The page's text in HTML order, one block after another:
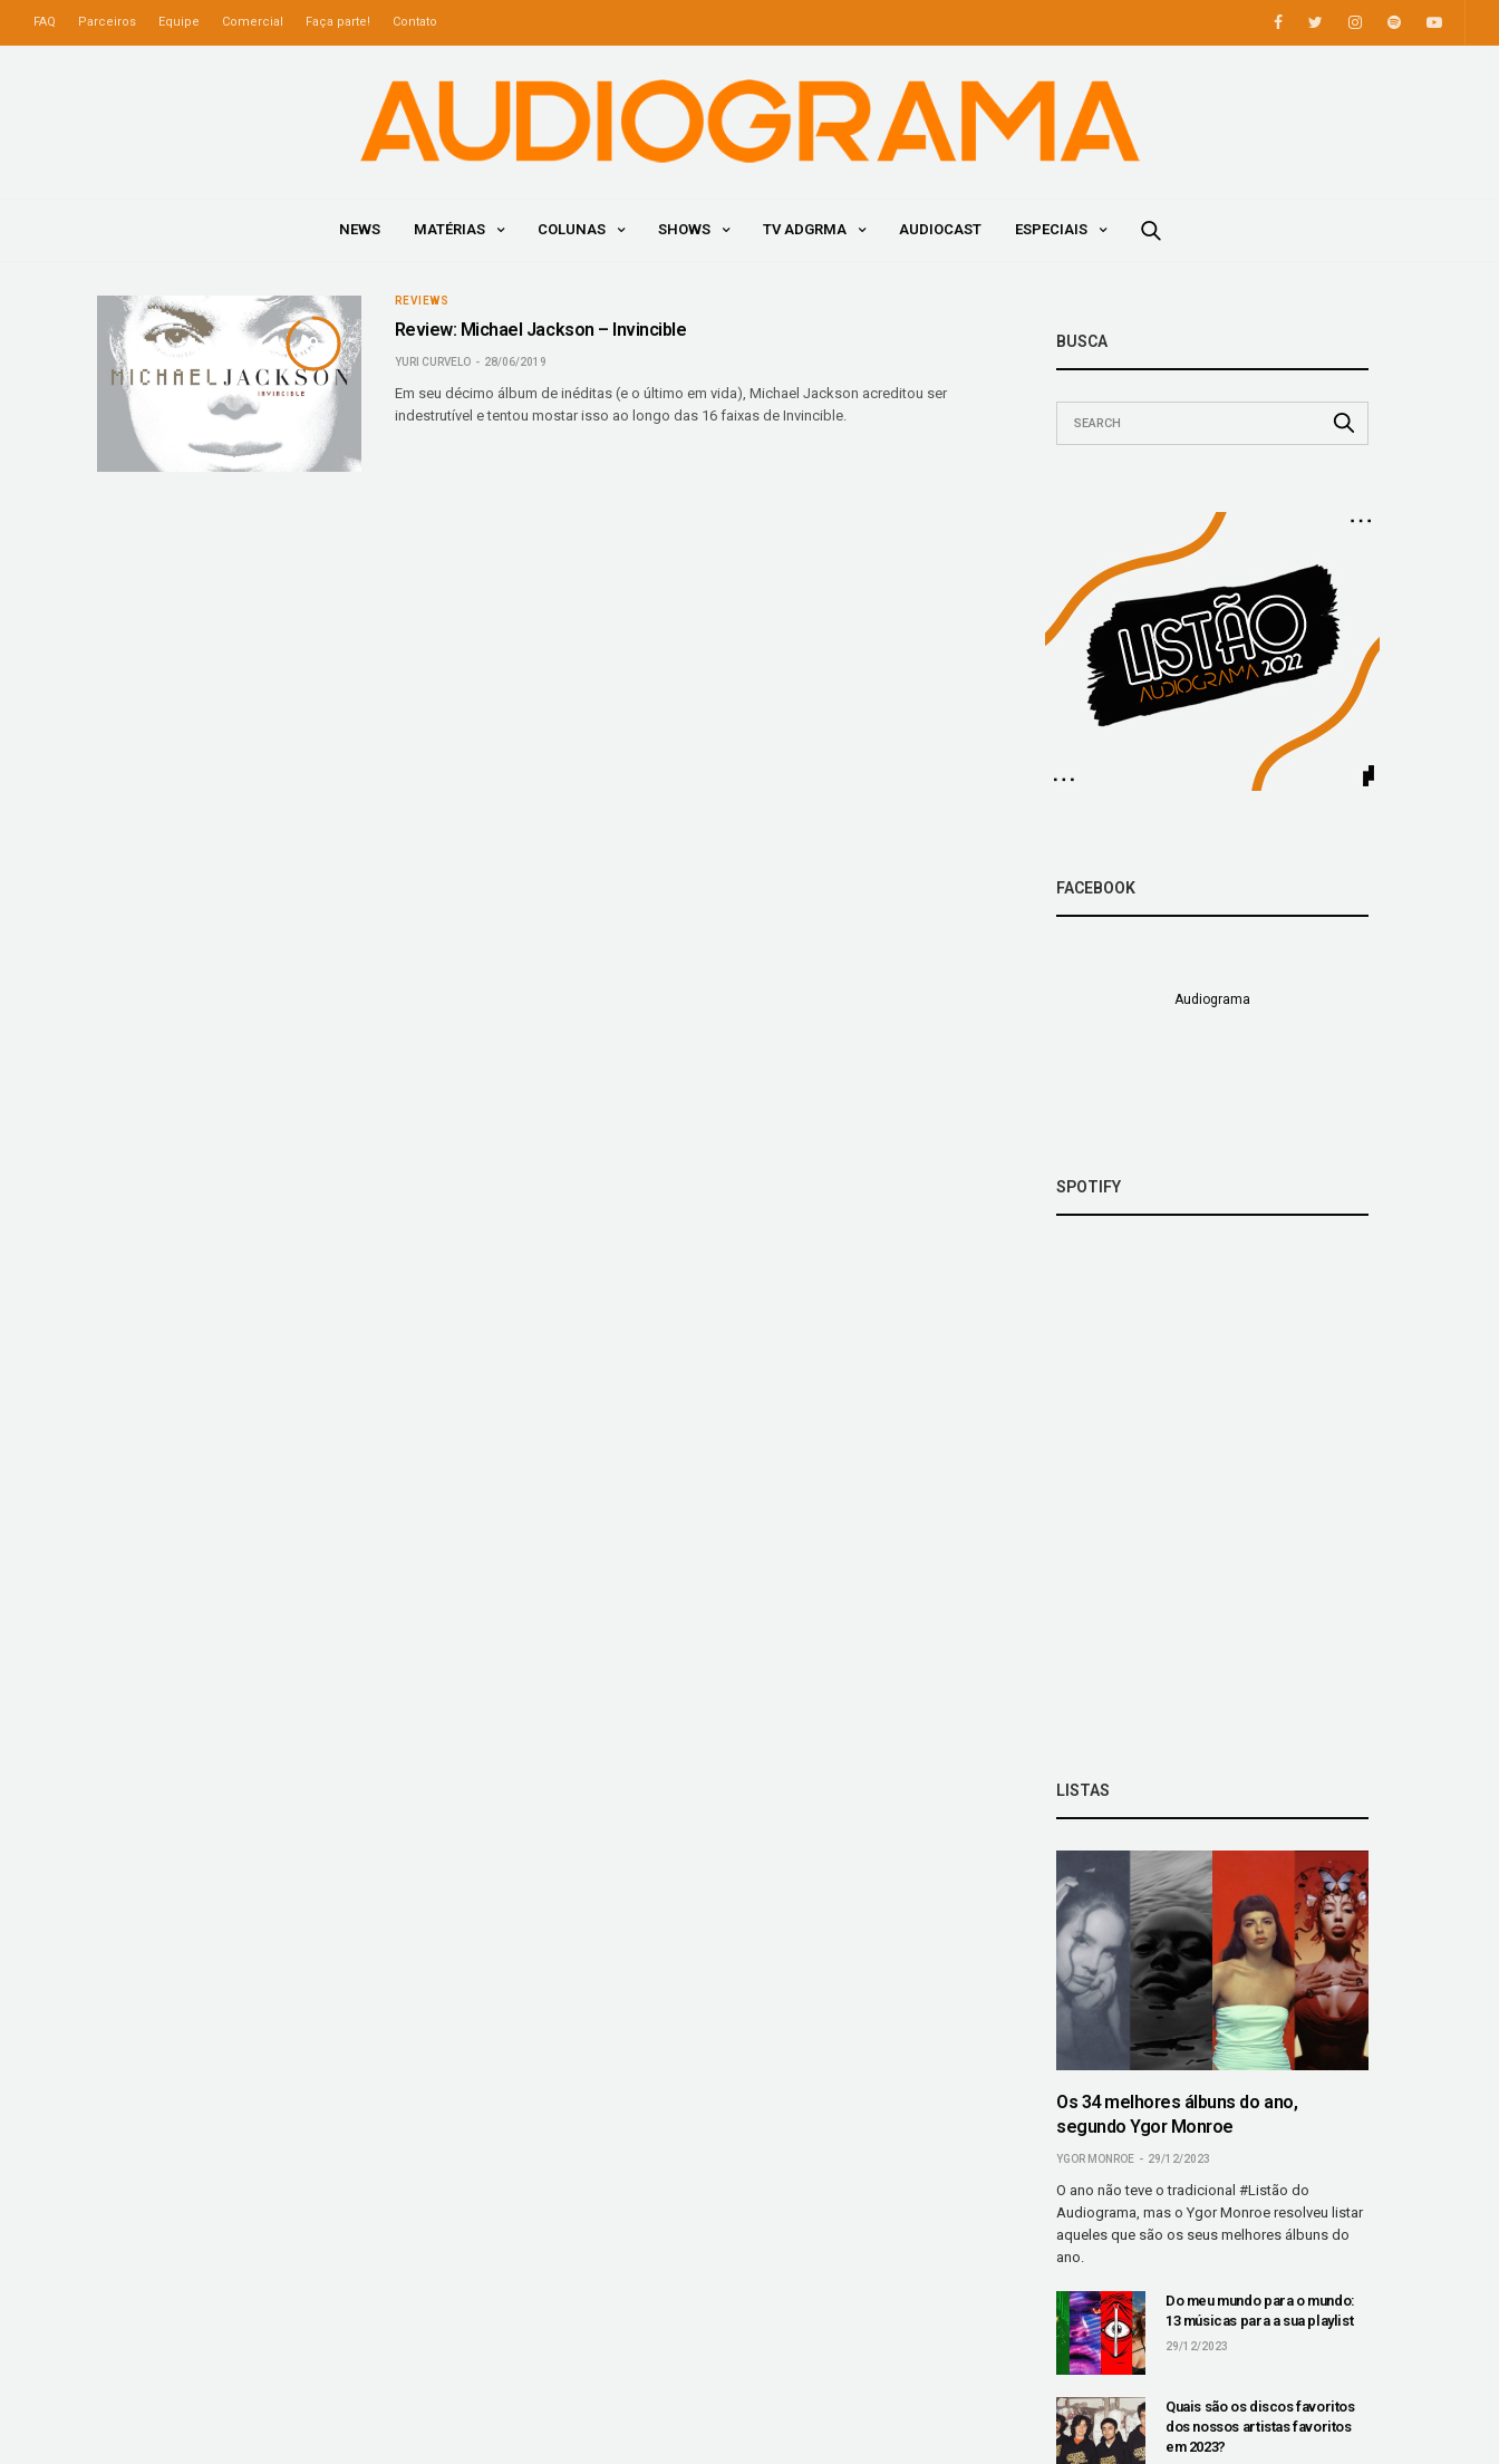
FAQ Parceiros Equipe Comercial Faça parte! Contato
NEWS MATÉRIAS COLUNAS SHOWS TV ADGRMA AUDIOCAST ESPECIAIS
9
REVIEWS
Review: Michael Jackson – Invincible
YURI CURVELO 28/06/2019
Em seu décimo álbum de inéditas (e o último em vida), Michael Jackson acreditou ser
indestrutível e tentou mostar isso ao longo das 16 faixas de Invincible.
BUSCA
FACEBOOK
Audiograma
SPOTIFY
LISTAS
Os 34 melhores álbuns do ano,
segundo Ygor Monroe
YGOR MONROE 29/12/2023
O ano não teve o tradicional #Listão do
Audiograma, mas o Ygor Monroe resolveu listar
aqueles que são os seus melhores álbuns do
ano.
Do meu mundo para o mundo:
13 músicas para a sua playlist
29/12/2023
Quais são os discos favoritos
dos nossos artistas favoritos
em 2023?